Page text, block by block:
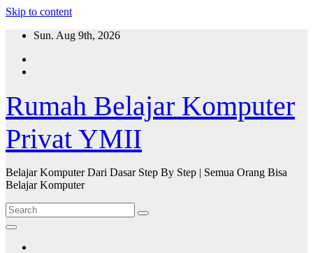
Skip to content
Sun. Aug 9th, 2026
Rumah Belajar Komputer
Privat YMII
Belajar Komputer Dari Dasar Step By Step | Semua Orang Bisa
Belajar Komputer